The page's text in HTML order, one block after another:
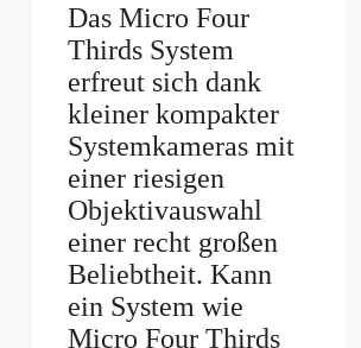
Das Micro Four
Thirds System
erfreut sich dank
kleiner kompakter
Systemkameras mit
einer riesigen
Objektivauswahl
einer recht großen
Beliebtheit. Kann
ein System wie
Micro Four Thirds